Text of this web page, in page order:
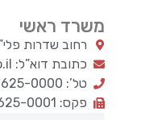
משרד ראשי
רחוב שדרות פלי”ם 2,
כתובת דוא”ל: roy@law-sabag.co.il
טל’: 04-625-0000
פקס: 04-625-0001